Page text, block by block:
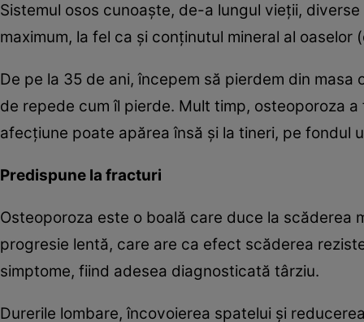
Sistemul osos cunoaşte, de-a lungul vieţii,
maximum, la fel ca şi conţinutul mineral al oaselor
De pe la 35 de ani, începem să pierdem din
de repede cum îl pierde. Mult timp, osteoporoza
afecţiune poate apărea însă şi la tineri, pe fondul
Predispune la fracturi
Osteoporoza este o boală care duce la scăderea
progresie lentă, care are ca efect scăderea
simptome, fiind adesea diagnosticată târziu.
Durerile lombare, încovoierea spatelui şi